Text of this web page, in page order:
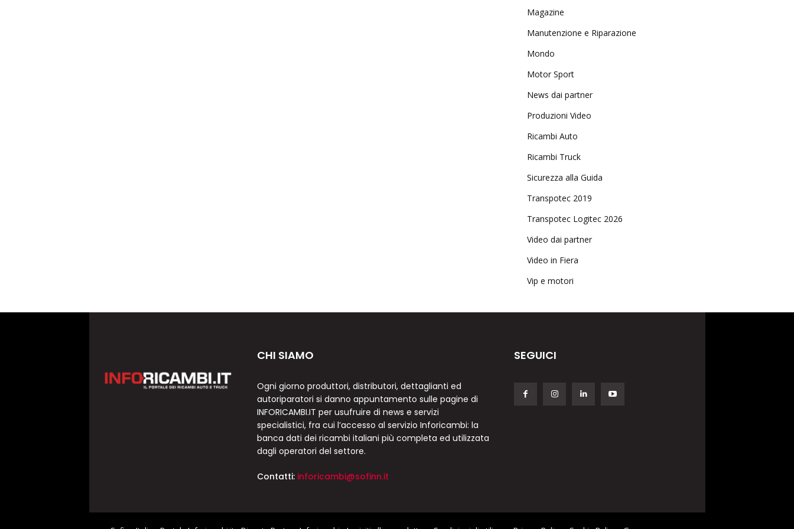
Magazine
Manutenzione e Riparazione
Mondo
Motor Sport
News dai partner
Produzioni Video
Ricambi Auto
Ricambi Truck
Sicurezza alla Guida
Transpotec 2019
Transpotec Logitec 2026
Video dai partner
Video in Fiera
Vip e motori
CHI SIAMO
Ogni giorno produttori, distributori, dettaglianti ed
autoriparatori si danno appuntamento sulle pagine di
INFORICAMBI.IT per usufruire di news e servizi
specialistici, fra cui l’accesso al servizio Inforicambi: la
banca dati dei ricambi italiani più completa ed utilizzata
dagli operatori del settore.
Contatti: inforicambi@sofinn.it
SEGUICI